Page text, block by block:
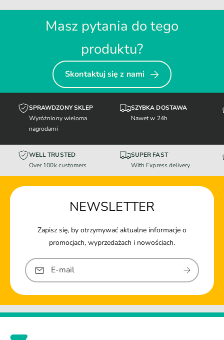
Masz pytania do tego
produktu?
Skontaktuj się z nami
SPRAWDZONY SKLEP
Wyróżniony wieloma
nagrodami
SZYBKA DOSTAWA
Nawet w 24h
WELL TRUSTED
Over 100k customers
SUPER FAST
With Express delivery
NEWSLETTER
Zapisz się, by otrzymywać aktualne informacje o
promocjach, wyprzedażach i nowościach.
E-mail